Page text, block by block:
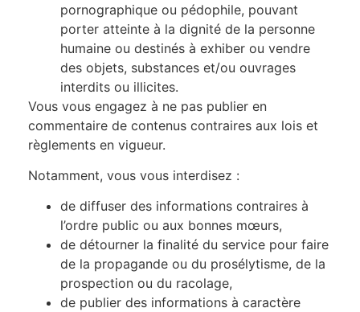
pornographique ou pédophile, pouvant
porter atteinte à la dignité de la personne
humaine ou destinés à exhiber ou vendre
des objets, substances et/ou ouvrages
interdits ou illicites.
Vous vous engagez à ne pas publier en
commentaire de contenus contraires aux lois et
règlements en vigueur.
Notamment, vous vous interdisez :
de diffuser des informations contraires à
l’ordre public ou aux bonnes mœurs,
de détourner la finalité du service pour faire
de la propagande ou du prosélytisme, de la
prospection ou du racolage,
de publier des informations à caractère